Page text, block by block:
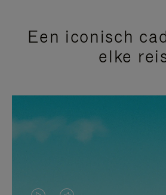
Een iconisch
elke